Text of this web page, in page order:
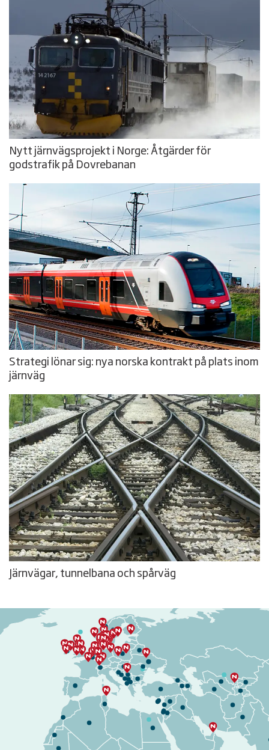
Nytt järnvägsprojekt i Norge: Åtgärder för
godstrafik på Dovrebanan
Strategi lönar sig: nya norska kontrakt på plats inom
järnväg
Järnvägar, tunnelbana och spårväg